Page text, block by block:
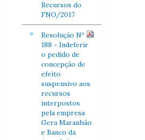
Recursos do
FNO/2017
Resolução Nº
188 - Indeferir
o pedido de
concepção de
efeito
suspensivo aos
recursos
interpostos
pela empresa
Gera Maranhão
e Banco da